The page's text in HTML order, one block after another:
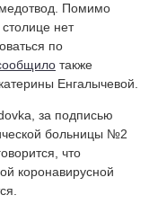
медотвод. Помимо
нет
по
также
Енгалычевой.
за подписью
больницы №2
что
коронавирусной